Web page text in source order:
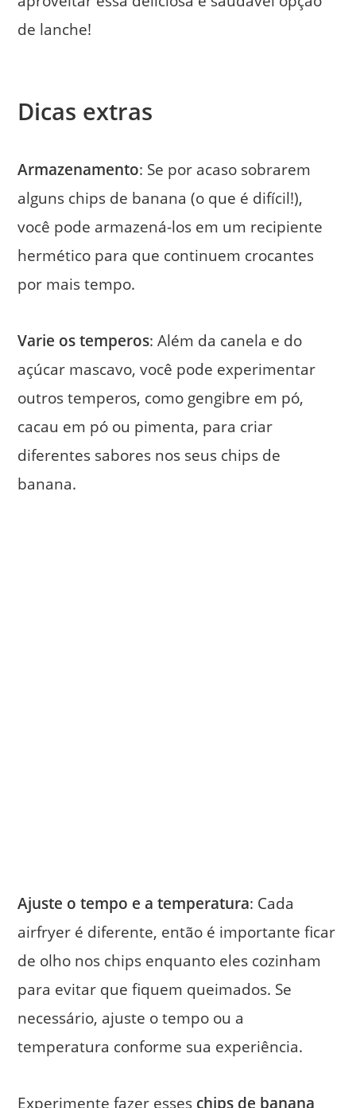
de lanche!
Dicas extras
Armazenamento: Se por acaso sobrarem
alguns chips de banana (o que é difícil!),
você pode armazená-los em um recipiente
hermético para que continuem crocantes
por mais tempo.
Varie os temperos: Além da canela e do
açúcar mascavo, você pode experimentar
outros temperos, como gengibre em pó,
cacau em pó ou pimenta, para criar
diferentes sabores nos seus chips de
banana.
Ajuste o tempo e a temperatura: Cada
airfryer é diferente, então é importante ficar
de olho nos chips enquanto eles cozinham
para evitar que fiquem queimados. Se
necessário, ajuste o tempo ou a
temperatura conforme sua experiência.
Experimente fazer esses chips de banana